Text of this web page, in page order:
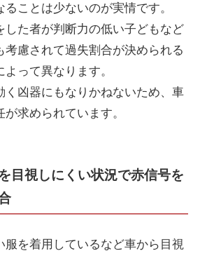
ことは少ないのが実情です。
した者が判断力の低い子どもなど
考慮されて過失割合が決められる
って異なります。
く凶器にもなりかねないため、車
求められています。
目視しにくい状況で赤信号を
服を着用しているなど車から目視